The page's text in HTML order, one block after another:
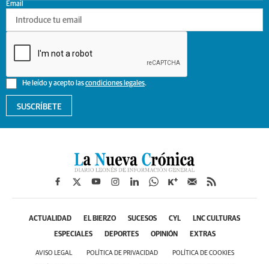
He leído y acepto lascondiciones legales.
Email
SUSCRÍBETE
ACTUALIDAD EL BIERZO SUCESOS CYL LNC CULTURAS
ESPECIALES DEPORTES OPINIÓN EXTRAS
AVISO LEGAL POLÍTICA DE PRIVACIDAD POLÍTICA DE COOKIES